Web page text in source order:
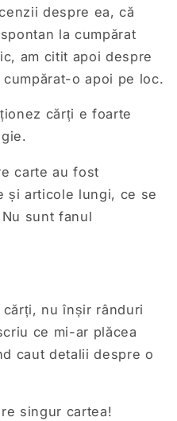
despre ea, că
la cumpărat
am citit apoi despre
o apoi pe loc.
cărți e foarte
carte au fost
și articole lungi, ce se
sunt fanul
nu înșir rânduri
ce mi-ar plăcea
caut detalii despre o
singur cartea!